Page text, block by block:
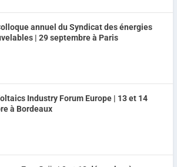
annuel du Syndicat des énergies
| 29 septembre à Paris
Industry Forum Europe | 13 et 14
à Bordeaux